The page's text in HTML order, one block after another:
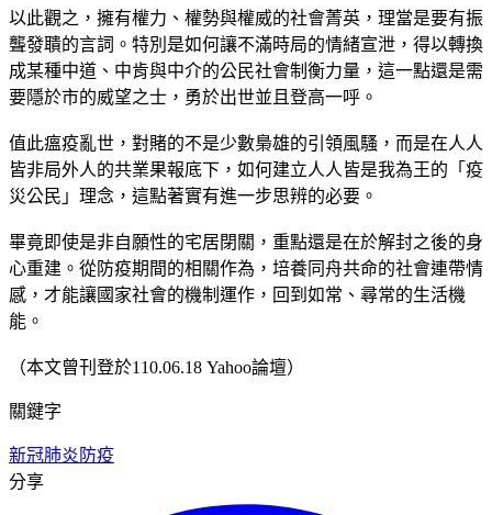
以此觀之，擁有權力、權勢與權威的社會菁英，理當是要有振
聾發聵的言詞。特別是如何讓不滿時局的情緒宣泄，得以轉換
成某種中道、中肯與中介的公民社會制衡力量，這一點還是需
要隱於市的威望之士，勇於出世並且登高一呼。
值此瘟疫亂世，對賭的不是少數梟雄的引領風騷，而是在人人
皆非局外人的共業果報底下，如何建立人人皆是我為王的「疫
災公民」理念，這點著實有進一步思辨的必要。
畢竟即使是非自願性的宅居閉關，重點還是在於解封之後的身
心重建。從防疫期間的相關作為，培養同舟共命的社會連帶情
感，才能讓國家社會的機制運作，回到如常、尋常的生活機
能。
（本文曾刊登於110.06.18 Yahoo論壇）
關鍵字
新冠肺炎 防疫
分享